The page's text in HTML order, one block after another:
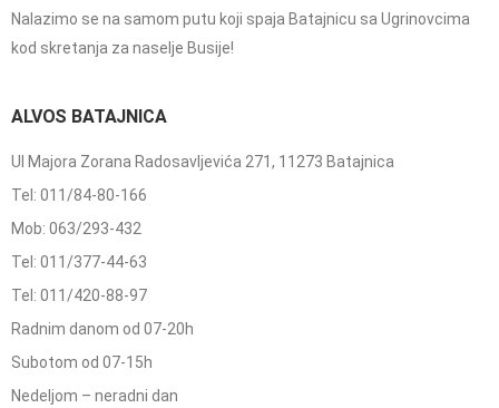
Nalazimo se na samom putu koji spaja Batajnicu sa Ugrinovcima
kod skretanja za naselje Busije!
ALVOS BATAJNICA
Ul Majora Zorana Radosavljevića 271, 11273 Batajnica
Tel: 011/84-80-166
Mob: 063/293-432
Tel: 011/377-44-63
Tel: 011/420-88-97
Radnim danom od 07-20h
Subotom od 07-15h
Nedeljom – neradni dan